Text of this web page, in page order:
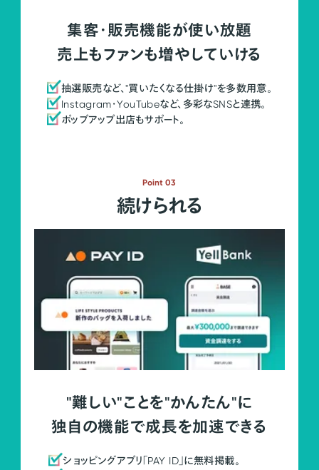
集客・販売機能が使い放題
売上もファンも増やしていける
抽選販売など、"買いたくなる仕掛け"を多数用意。
Instagram・YouTubeなど、多彩なSNSと連携。
ポップアップ出店もサポート。
Point 03
続けられる
"難しい"ことを"かんたん"に
独自の機能で成長を加速できる
ショッピングアプリ「PAY ID」に無料掲載。